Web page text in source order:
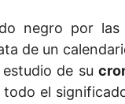
negro por las
de un
de su
el